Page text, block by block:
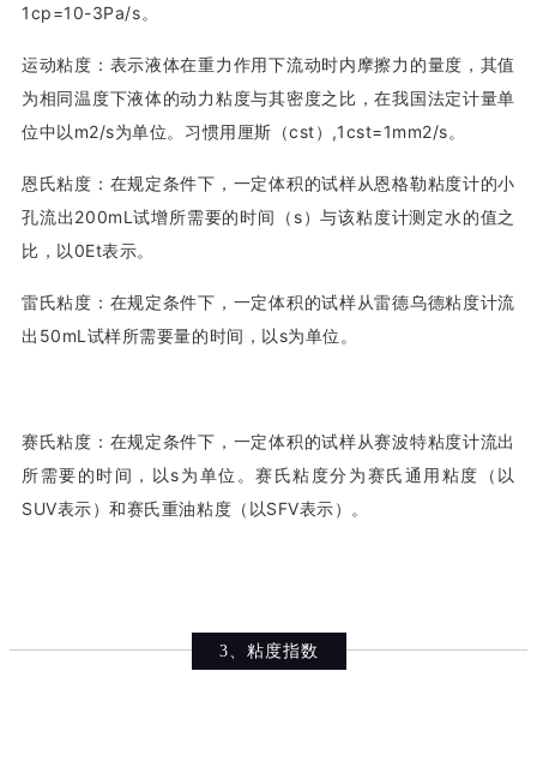
1cp=10-3Pa/s。
运动粘度：表示液体在重力作用下流动时内摩擦力的量度，其值
为相同温度下液体的动力粘度与其密度之比，在我国法定计量单
位中以m2/s为单位。习惯用厘斯（cst）,1cst=1mm2/s。
恩氏粘度：在规定条件下，一定体积的试样从恩格勒粘度计的小
孔流出200mL试增所需要的时间（s）与该粘度计测定水的值之
比，以0Et表示。
雷氏粘度：在规定条件下，一定体积的试样从雷德乌德粘度计流
出50mL试样所需要量的时间，以s为单位。
赛氏粘度：在规定条件下，一定体积的试样从赛波特粘度计流出
所需要的时间，以s为单位。赛氏粘度分为赛氏通用粘度（以
SUV表示）和赛氏重油粘度（以SFV表示）。
3、粘度指数